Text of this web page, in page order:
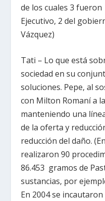
de los cuales 3
Ejecutivo, 2 del
Vázquez)
Tati – Lo que está
sociedad en su
soluciones. Pepe, al
con Milton Romaní a
manteniendo una
de la oferta y
reducción del daño.
realizaron 90
86.453 gramos de
sustancias, por
En 2004 se